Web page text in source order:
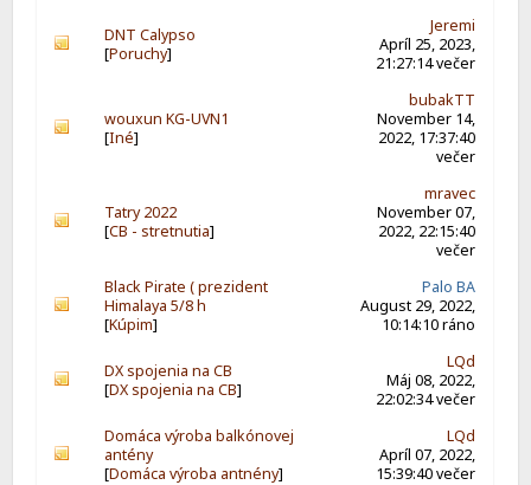
DNT Calypso
[Poruchy]
Jeremi
Apríl 25, 2023,
21:27:14 večer
wouxun KG-UVN1
[Iné]
bubakTT
November 14,
2022, 17:37:40
večer
Tatry 2022
[CB - stretnutia]
mravec
November 07,
2022, 22:15:40
večer
Black Pirate ( prezident
Himalaya 5/8 h
[Kúpim]
Palo BA
August 29, 2022,
10:14:10 ráno
DX spojenia na CB
[DX spojenia na CB]
LQd
Máj 08, 2022,
22:02:34 večer
Domáca výroba balkónovej
antény
[Domáca výroba antnény]
LQd
Apríl 07, 2022,
15:39:40 večer